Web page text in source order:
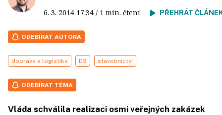
6. 3. 2014 17:34 / 1 min. čtení PŘEHRÁT
ODEBÍRAT AUTORA
doprava a logistika D3 stavebnictví
ODEBÍRAT TÉMA
Vláda schválila realizaci osmi veřejných zakázek